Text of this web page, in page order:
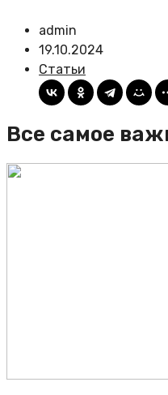
admin
19.10.2024
Статьи
Все самое